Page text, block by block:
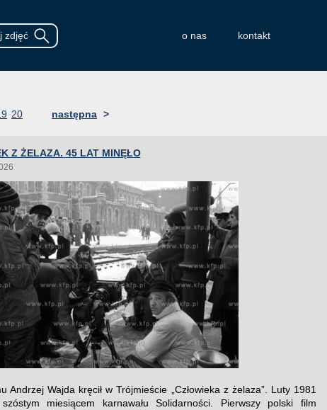
o nas kontakt
20 następna >
Z ŻELAZA. 45 LAT MINĘŁO
Andrzej Wajda kręcił w Trójmieście „Człowieka z żelaza”. Luty 1981
miesiącem karnawału Solidarności. Pierwszy polski film